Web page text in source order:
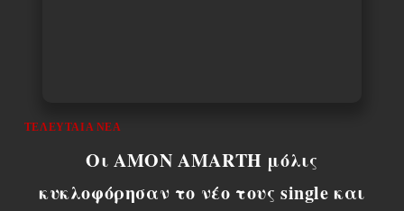
ΤΕΛΕΥΤΑΊΑ ΝΈΑ
Οι AMON AMARTH μόλις
κυκλοφόρησαν το νέο τους single και